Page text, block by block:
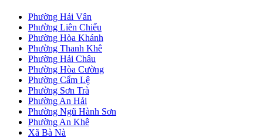
Phường Hải Vân
Phường Liên Chiểu
Phường Hòa Khánh
Phường Thanh Khê
Phường Hải Châu
Phường Hòa Cường
Phường Cẩm Lệ
Phường Sơn Trà
Phường An Hải
Phường Ngũ Hành Sơn
Phường An Khê
Xã Bà Nà